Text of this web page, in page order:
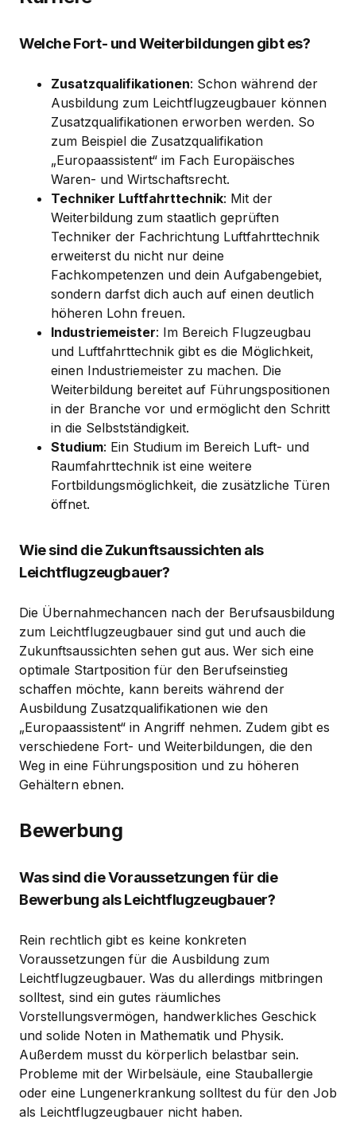
Welche Fort- und Weiterbildungen gibt es?
Zusatzqualifikationen: Schon während der
Ausbildung zum Leichtflugzeugbauer können
Zusatzqualifikationen erworben werden. So
zum Beispiel die Zusatzqualifikation
„Europaassistent“ im Fach Europäisches
Waren- und Wirtschaftsrecht.
Techniker Luftfahrttechnik: Mit der
Weiterbildung zum staatlich geprüften
Techniker der Fachrichtung Luftfahrttechnik
erweiterst du nicht nur deine
Fachkompetenzen und dein Aufgabengebiet,
sondern darfst dich auch auf einen deutlich
höheren Lohn freuen.
Industriemeister: Im Bereich Flugzeugbau
und Luftfahrttechnik gibt es die Möglichkeit,
einen Industriemeister zu machen. Die
Weiterbildung bereitet auf Führungspositionen
in der Branche vor und ermöglicht den Schritt
in die Selbstständigkeit.
Studium: Ein Studium im Bereich Luft- und
Raumfahrttechnik ist eine weitere
Fortbildungsmöglichkeit, die zusätzliche Türen
öffnet.
Wie sind die Zukunftsaussichten als
Leichtflugzeugbauer?
Die Übernahmechancen nach der Berufsausbildung
zum Leichtflugzeugbauer sind gut und auch die
Zukunftsaussichten sehen gut aus. Wer sich eine
optimale Startposition für den Berufseinstieg
schaffen möchte, kann bereits während der
Ausbildung Zusatzqualifikationen wie den
„Europaassistent“ in Angriff nehmen. Zudem gibt es
verschiedene Fort- und Weiterbildungen, die den
Weg in eine Führungsposition und zu höheren
Gehältern ebnen.
Bewerbung
Was sind die Voraussetzungen für die
Bewerbung als Leichtflugzeugbauer?
Rein rechtlich gibt es keine konkreten
Voraussetzungen für die Ausbildung zum
Leichtflugzeugbauer. Was du allerdings mitbringen
solltest, sind ein gutes räumliches
Vorstellungsvermögen, handwerkliches Geschick
und solide Noten in Mathematik und Physik.
Außerdem musst du körperlich belastbar sein.
Probleme mit der Wirbelsäule, eine Stauballergie
oder eine Lungenerkrankung solltest du für den Job
als Leichtflugzeugbauer nicht haben.